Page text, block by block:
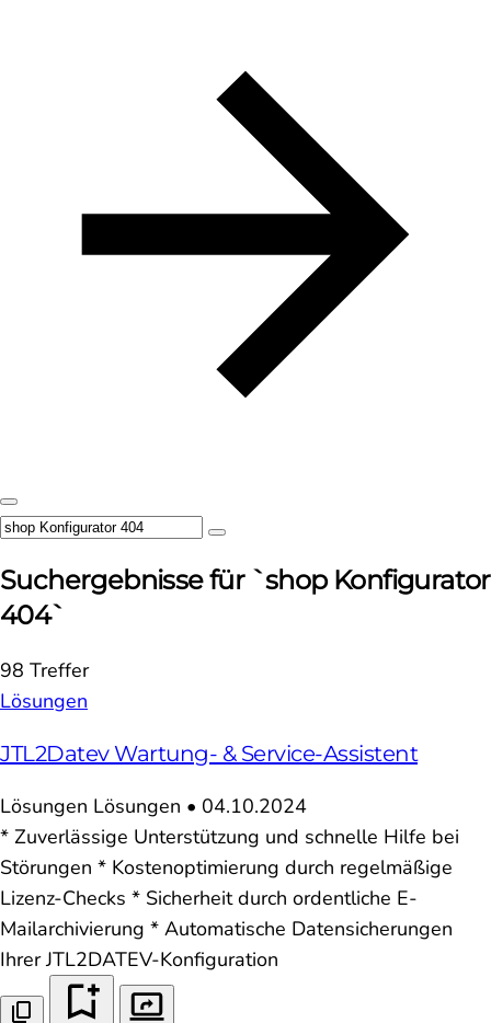
Suchergebnisse für `shop Konfigurator
404`
98 Treffer
Lösungen
JTL2Datev Wartung- & Service-Assistent
Lösungen Lösungen • 04.10.2024
* Zuverlässige Unterstützung und schnelle Hilfe bei
Störungen * Kostenoptimierung durch regelmäßige
Lizenz-Checks * Sicherheit durch ordentliche E-
Mailarchivierung * Automatische Datensicherungen
Ihrer JTL2DATEV-Konfiguration